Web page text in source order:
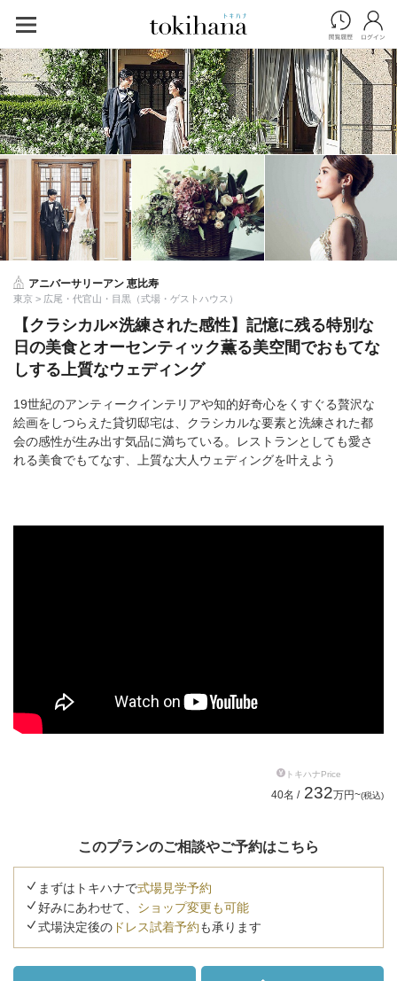
アニバーサリーアン 恵比寿
東京 > 広尾・代官山・目黒（式場・ゲストハウス）
【クラシカル×洗練された感性】記憶に残る特別な
日の美食とオーセンティック薫る美空間でおもてな
しする上質なウェディング
19世紀のアンティークインテリアや知的好奇心をくすぐる贅沢な
絵画をしつらえた貸切邸宅は、クラシカルな要素と洗練された都
会の感性が生み出す気品に満ちている。レストランとしても愛さ
れる美食でもてなす、上質な大人ウェディングを叶えよう
トキハナPrice
40名 /232万円~(税込)
このプランのご相談やご予約はこちら
まずはトキハナで式場見学予約
好みにあわせて、 ショップ変更も可能
式場決定後の ドレス試着予約も承ります